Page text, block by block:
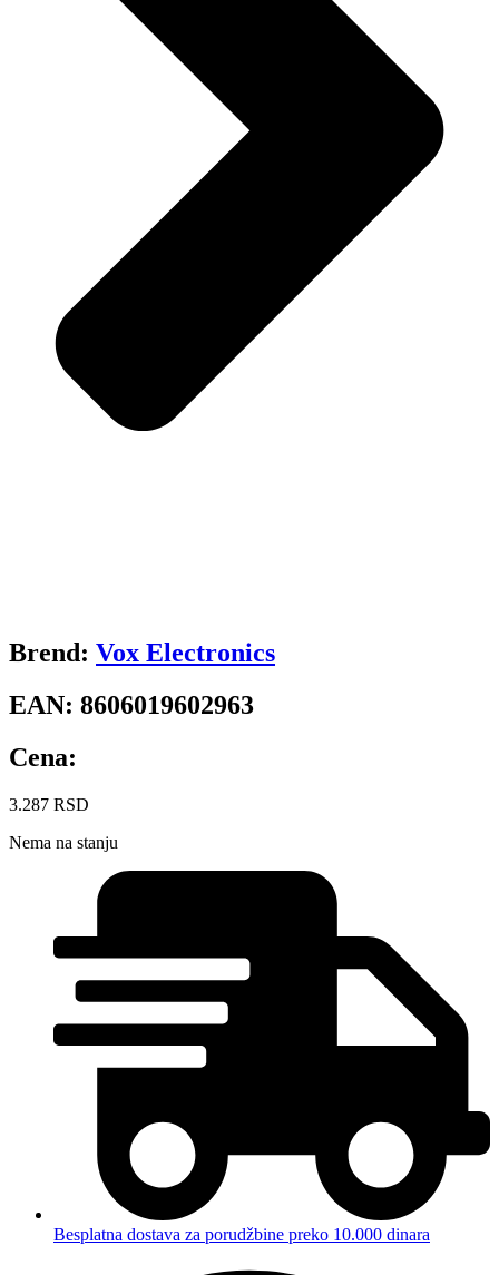
Brend: Vox Electronics
EAN: 8606019602963
Cena:
3.287 RSD
Nema na stanju
Besplatna dostava za porudžbine preko 10.000 dinara